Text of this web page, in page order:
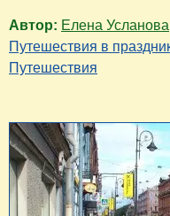
Автор: Елена Усланова
Путешествия в
Путешествия